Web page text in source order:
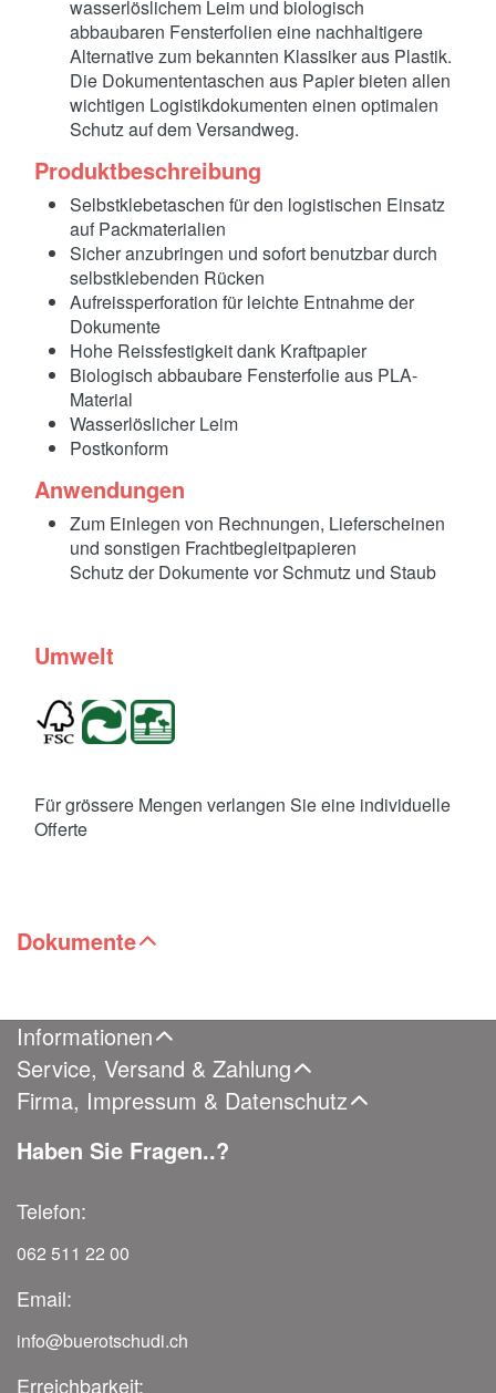
wasserlöslichem Leim und biologisch
abbaubaren Fensterfolien eine nachhaltigere
Alternative zum bekannten Klassiker aus Plastik.
Die Dokumententaschen aus Papier bieten allen
wichtigen Logistikdokumenten einen optimalen
Schutz auf dem Versandweg.
Produktbeschreibung
Selbstklebetaschen für den logistischen Einsatz
auf Packmaterialien
Sicher anzubringen und sofort benutzbar durch
selbstklebenden Rücken
Aufreissperforation für leichte Entnahme der
Dokumente
Hohe Reissfestigkeit dank Kraftpapier
Biologisch abbaubare Fensterfolie aus PLA-
Material
Wasserlöslicher Leim
Postkonform
Anwendungen
Zum Einlegen von Rechnungen, Lieferscheinen
und sonstigen Frachtbegleitpapieren
Schutz der Dokumente vor Schmutz und Staub
Umwelt
Für grössere Mengen verlangen Sie eine individuelle
Offerte
Dokumente
Informationen
Service, Versand & Zahlung
Firma, Impressum & Datenschutz
Haben Sie Fragen..?
Telefon:
062 511 22 00
Email:
info@buerotschudi.ch
Erreichbarkeit: